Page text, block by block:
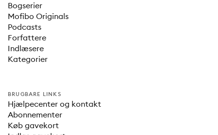
Bogserier
Mofibo Originals
Podcasts
Forfattere
Indlæsere
Kategorier
BRUGBARE LINKS
Hjælpecenter og kontakt
Abonnementer
Køb gavekort